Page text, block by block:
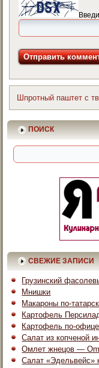
Шпротный паштет с
ПОИСК
СВЕЖИЕ ЗАПИСИ
Грузинский
Мнишки
Макароны по-
Картофель
Картофель по-
Салат из копченой
Омлет жнецов —
Салат «Эдельвейс»